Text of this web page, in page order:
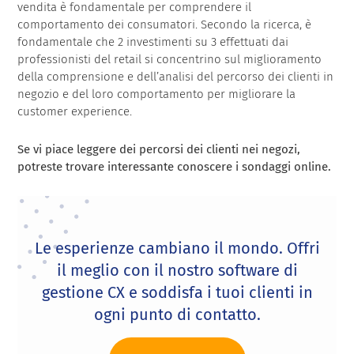
vendita è fondamentale per comprendere il
comportamento dei consumatori. Secondo la ricerca, è
fondamentale che 2 investimenti su 3 effettuati dai
professionisti del retail si concentrino sul miglioramento
della comprensione e dell’analisi del percorso dei clienti in
negozio e del loro comportamento per migliorare la
customer experience.
Se vi piace leggere dei percorsi dei clienti nei negozi,
potreste trovare interessante conoscere i sondaggi online.
Le esperienze cambiano il mondo. Offri
il meglio con il nostro software di
gestione CX e soddisfa i tuoi clienti in
ogni punto di contatto.